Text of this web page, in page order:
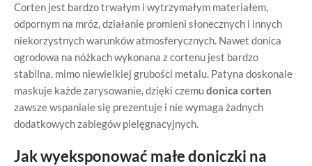
Corten jest bardzo trwałym i wytrzymałym materiałem,
odpornym na mróz, działanie promieni słonecznych i innych
niekorzystnych warunków atmosferycznych. Nawet donica
ogrodowa na nóżkach wykonana z cortenu jest bardzo
stabilna, mimo niewielkiej grubości metalu. Patyna doskonale
maskuje każde zarysowanie, dzięki czemudonica corten
zawsze wspaniale się prezentuje i nie wymaga żadnych
dodatkowych zabiegów pielęgnacyjnych.
Jak wyeksponować małe doniczki na